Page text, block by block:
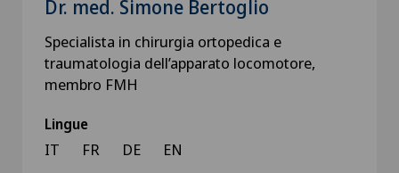
Dr. med. Simone Bertoglio
Specialista in chirurgia ortopedica e
traumatologia dell’apparato locomotore,
membro FMH
Lingue
IT FR DE EN